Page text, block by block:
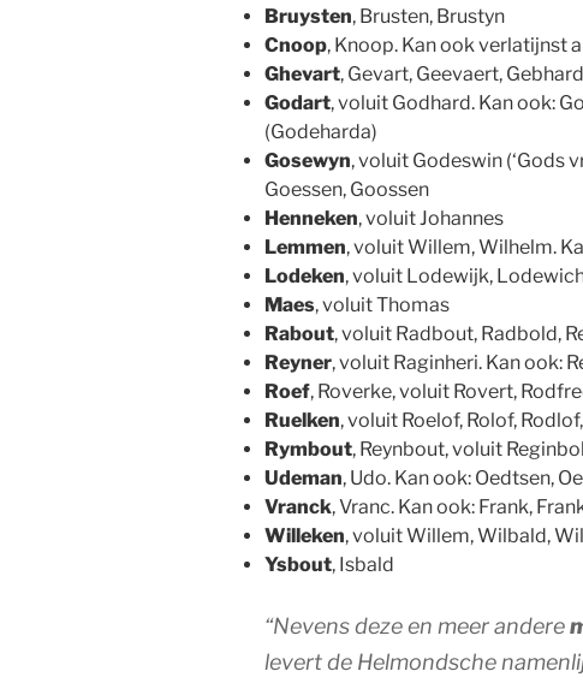
Bruysten, Brusten, Brustyn
Cnoop, Knoop. Kan ook verlatijnst
Ghevart, Gevart, Geevaert, Gebhard
Godart, voluit Godhard. Kan ook:
(Godeharda)
Gosewyn, voluit Godeswin (‘Gods
Goessen, Goossen
Henneken, voluit Johannes
Lemmen, voluit Willem, Wilhelm.
Lodeken, voluit Lodewijk,
Maes, voluit Thomas
Rabout, voluit Radbout, Radbold,
Reyner, voluit Raginheri. Kan ook:
Roef, Roverke, voluit Rovert,
Ruelken, voluit Roelof, Rolof,
Rymbout, Reynbout, voluit
Udeman, Udo. Kan ook: Oedtsen,
Vranck, Vranc. Kan ook: Frank,
Willeken, voluit Willem, Wilbald,
Ysbout, Isbald
“Nevens deze en meer andere
levert de Helmondsche